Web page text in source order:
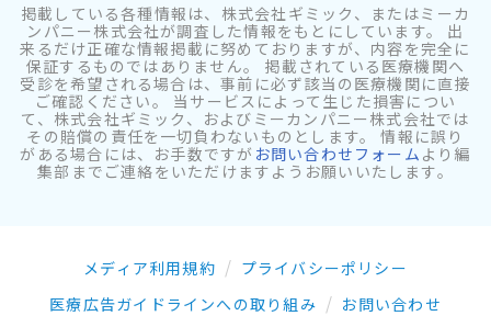
掲載している各種情報は、株式会社ギミック、またはミーカ
ンパニー株式会社が調査した情報をもとにしています。 出
来るだけ正確な情報掲載に努めておりますが、内容を完全に
保証するものではありません。 掲載されている医療機関へ
受診を希望される場合は、事前に必ず該当の医療機関に直接
ご確認ください。 当サービスによって生じた損害につい
て、株式会社ギミック、およびミーカンパニー株式会社では
その賠償の責任を一切負わないものとします。 情報に誤り
がある場合には、お手数ですが お問い合わせフォーム より編
集部までご連絡をいただけますようお願いいたします。
メディア利用規約
プライバシーポリシー
医療広告ガイドラインへの取り組み
お問い合わせ